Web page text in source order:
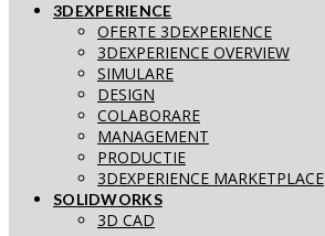
3DEXPERIENCE
OFERTE 3DEXPERIENCE
3DEXPERIENCE OVERVIEW
SIMULARE
DESIGN
COLABORARE
MANAGEMENT
PRODUCTIE
3DEXPERIENCE MARKETPLACE
SOLIDWORKS
3D CAD